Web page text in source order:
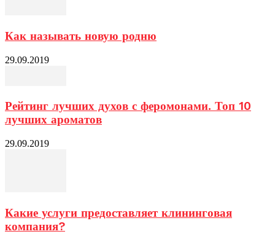
Как называть новую родню
29.09.2019
Рейтинг лучших духов с феромонами. Топ 10
лучших ароматов
29.09.2019
Какие услуги предоставляет клининговая
компания?